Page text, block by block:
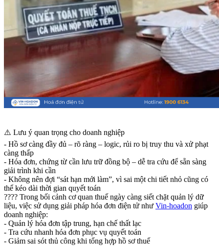
⚠️ Lưu ý quan trọng cho doanh nghiệp
- Hồ sơ càng đầy đủ – rõ ràng – logic, rủi ro bị truy thu và xử phạt
càng thấp
- Hóa đơn, chứng từ cần lưu trữ đồng bộ – dễ tra cứu để sẵn sàng
giải trình khi cần
- Không nên đợi “sát hạn mới làm”, vì sai một chi tiết nhỏ cũng có
thể kéo dài thời gian quyết toán
???? Trong bối cảnh cơ quan thuế ngày càng siết chặt quản lý dữ
liệu, việc sử dụng giải pháp hóa đơn điện tử như Vin-hoadon giúp
doanh nghiệp:
- Quản lý hóa đơn tập trung, hạn chế thất lạc
- Tra cứu nhanh hóa đơn phục vụ quyết toán
- Giảm sai sót thủ công khi tổng hợp hồ sơ thuế